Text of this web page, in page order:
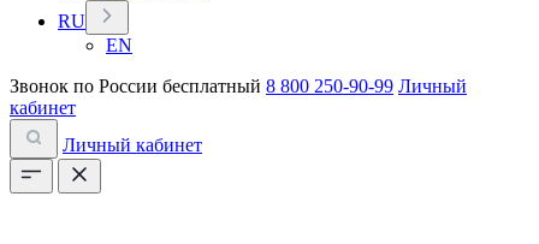
RU
EN
Звонок по России бесплатный 8 800 250-90-99 Личный
кабинет
Личный кабинет